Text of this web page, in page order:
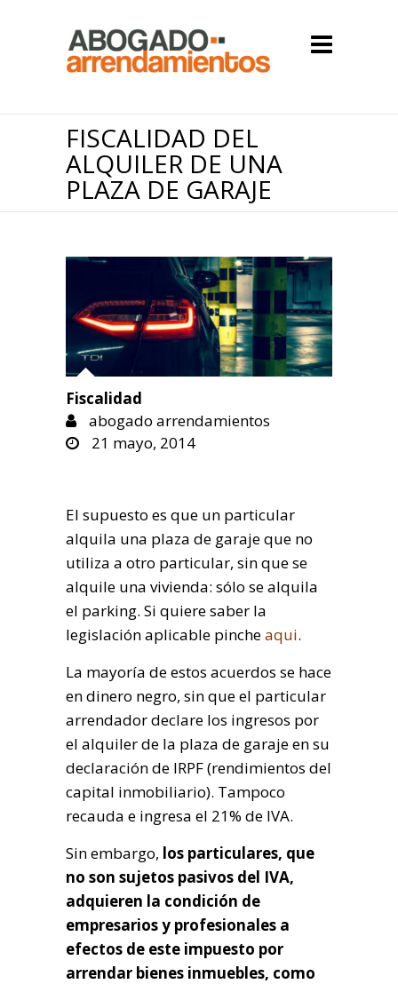
FISCALIDAD DEL
ALQUILER DE UNA
PLAZA DE GARAJE
Fiscalidad
abogado arrendamientos
21 mayo, 2014
El supuesto es que un particular
alquila una plaza de garaje que no
utiliza a otro particular, sin que se
alquile una vivienda: sólo se alquila
el parking. Si quiere saber la
legislación aplicable pincheaqui.
La mayoría de estos acuerdos se hace
en dinero negro, sin que el particular
arrendador declare los ingresos por
el alquiler de la plaza de garaje en su
declaración de IRPF (rendimientos del
capital inmobiliario). Tampoco
recauda e ingresa el 21% de IVA.
Sin embargo, los particulares, que
no son sujetos pasivos del IVA,
adquieren la condición de
empresarios y profesionales a
efectos de este impuesto por
arrendar bienes inmuebles, como